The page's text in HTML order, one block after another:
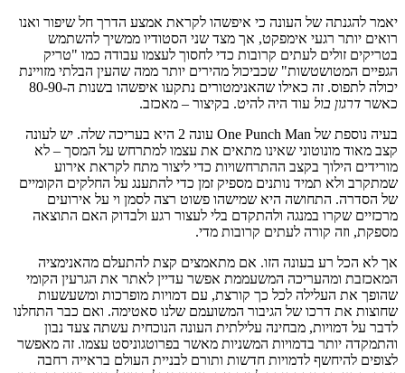
יאמר להגנתה של העונה כי איפשהו לקראת אמצע הדרך חל שיפור ואנו
רואים יותר רגעי אימפקט, אך מצד שני הסטודיו ממשיך להשתמש
בטריקים זולים לעתים קרובות כדי לחסוך לעצמו עבודה כמו "טריק
הגפיים המטושטשות" שכביכול מהירים יותר ממה שהעין הבלתי מזויינת
יכולה לתפוס. זה כאילו שהאנימטורים נתקעו איפשהו בשנות ה-80-90
כאשר דרגון בול עוד היה להיט. בקיצור – מאכזב.
בעיה נוספת של One Punch Man עונה 2 היא בעריכה שלה. יש לעונה
קצב מאוד מונוטוני שאינו מתאים את עצמו למתרחש על המסך – לא
מורידים הילוך בקצב ההתרחשויות כדי ליצור מתח לקראת אירוע
שמתקרב ולא תמיד נותנים מספיק זמן כדי להתענג על החלקים הקומיים
של הסדרה. התחושה היא שמישהו פשוט רצה לסמן וי על אירועים
מרכזיים שקרו במנגה ולהתקדם בלי לעצור רגע ולבדוק האם התוצאה
מספקת, וזה קורה לעתים קרובות מדי.
אך לא הכל רע בעונה הזו. אם מתאמצים קצת להתעלם מהאנימציה
המאכזבת ומהעריכה המשעממת אפשר עדיין לאתר את הגרעין הקומי
שהופך את העלילה לכל כך קורצת, עם דמויות מופרכות ומשעשעות
שחוצות את דרכו של הגיבור המשועמם שלנו סאטימה. ואם כבר התחלנו
לדבר על דמויות, מבחינה עלילתית העונה הנוכחית עשתה צעד נבון
והתמקדה יותר בדמויות המשניות מאשר בפרוטגוניסט עצמו. זה מאפשר
לצופים להיחשף לדמויות חדשות ותורם לבניית העולם בראייה רחבה